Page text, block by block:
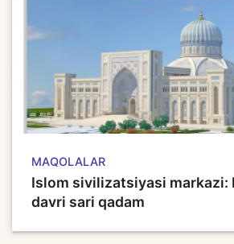
MAQOLALAR
Islom sivilizatsiyasi markazi:
davri sari qadam